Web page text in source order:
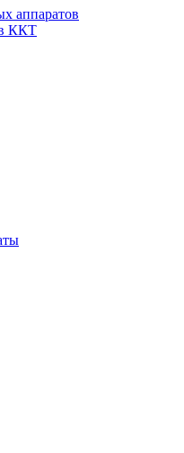
аппаратов
ККТ